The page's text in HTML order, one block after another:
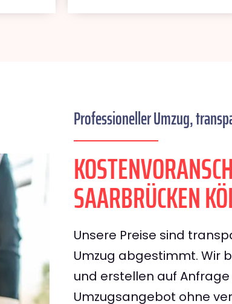
Professioneller Umzug,
SAARBRÜCKEN
Unsere Preise sind
Umzug abgestimmt. Wir
und erstellen auf
Umzugsangebot ohne